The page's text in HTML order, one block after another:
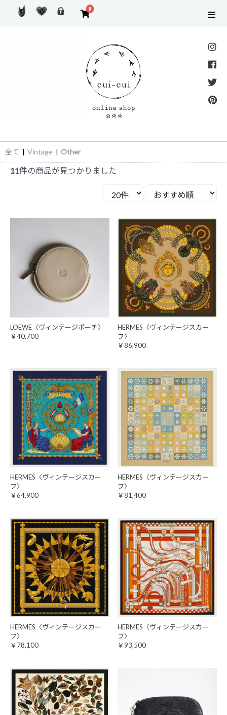
0
全て | Vintage | Other
11件の商品が見つかりました
LOEWE〈ヴィンテージポーチ〉
￥40,700
HERMES〈ヴィンテージスカー
フ〉
￥86,900
HERMES〈ヴィンテージスカー
フ〉
￥64,900
HERMES〈ヴィンテージスカー
フ〉
￥81,400
HERMES〈ヴィンテージスカー
フ〉
￥78,100
HERMES〈ヴィンテージスカー
フ〉
￥93,500